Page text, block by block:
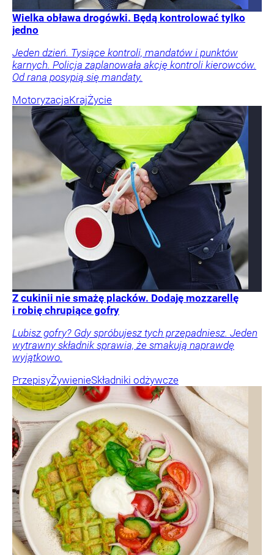
Wielka obława drogówki. Będą kontrolować tylko
jedno
Jeden dzień. Tysiące kontroli, mandatów i punktów
karnych. Policja zaplanowała akcję kontroli kierowców.
Od rana posypią się mandaty.
MotoryzacjaKrajŻycie
Z cukinii nie smażę placków. Dodaję mozzarellę
i robię chrupiące gofry
Lubisz gofry? Gdy spróbujesz tych przepadniesz. Jeden
wytrawny składnik sprawia, że smakują naprawdę
wyjątkowo.
PrzepisyŻywienieSkładniki odżywcze